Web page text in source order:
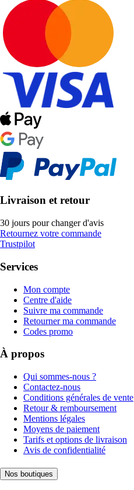
Livraison et retour
30 jours pour changer d'avis
Retournez votre commande
Trustpilot
Services
Mon compte
Centre d'aide
Suivre ma commande
Retourner ma commande
Codes promo
À propos
Qui sommes-nous ?
Contactez-nous
Conditions générales de vente
Retour & remboursement
Mentions légales
Moyens de paiement
Tarifs et options de livraison
Avis de confidentialité
Nos boutiques